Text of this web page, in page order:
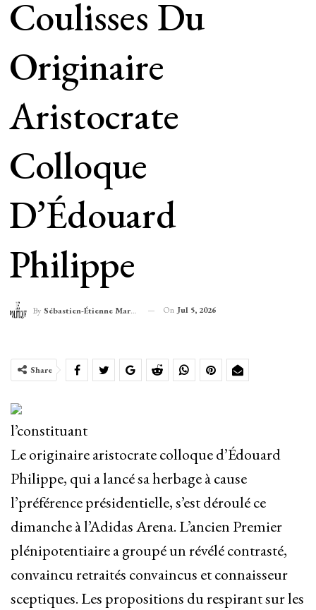
Coulisses Du
Originaire
Aristocrate
Colloque
D’Édouard
Philippe
By Sébastien-Étienne Marechal On Jul 5, 2026
Share
l’constituant
Le originaire aristocrate colloque d’Édouard
Philippe, qui a lancé sa herbage à cause
l’préférence présidentielle, s’est déroulé ce
dimanche à l’Adidas Arena. L’ancien Premier
plénipotentiaire a groupé un révélé contrasté,
convaincu retraités convaincus et connaisseur
sceptiques. Les propositions du respirant sur les